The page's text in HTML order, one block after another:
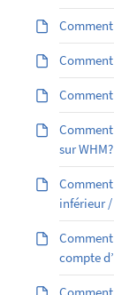
sur WHM?
inférieur
compte